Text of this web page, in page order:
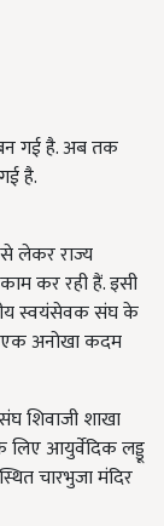
गई है. अब तक
है.
लेकर राज्य
कर रही हैं. इसी
स्वयंसेवक संघ के
एक अनोखा कदम
शिवाजी शाखा
लिए आयुर्वेदिक लड्डू
चारभुजा मंदिर